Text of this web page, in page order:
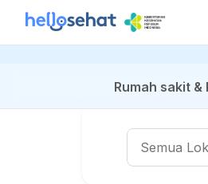
Rumah sakit &